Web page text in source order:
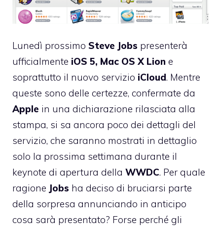
Lunedì prossimo Steve Jobs presenterà
ufficialmente iOS 5, Mac OS X Lion e
soprattutto il nuovo servizio iCloud. Mentre
queste sono delle certezze, confermate da
Apple in una dichiarazione rilasciata alla
stampa, si sa ancora poco dei dettagli del
servizio, che saranno mostrati in dettaglio
solo la prossima settimana durante il
keynote di apertura della WWDC. Per quale
ragione Jobs ha deciso di bruciarsi parte
della sorpresa annunciando in anticipo
cosa sarà presentato? Forse perché gli